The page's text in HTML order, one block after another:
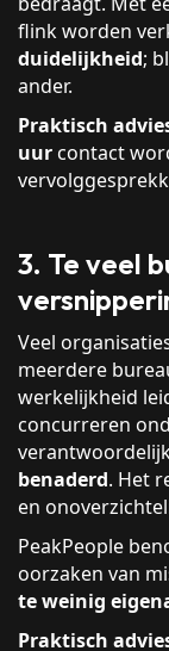
flink worden
duidelijkheid;
ander.
Praktisch
uur contact
3. Te veel
Veel
meerdere
werkelijkheid
concurreren
benaderd. Het
en
PeakPeople
oorzaken van
te weinig
Praktisch